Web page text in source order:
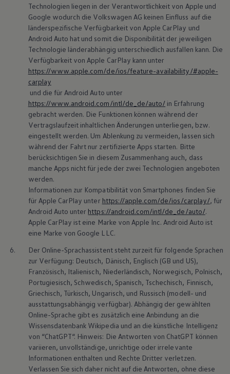
Technologien liegen in der Verantwortlichkeit von Apple und
Google wodurch die Volkswagen AG keinen Einfluss auf die
länderspezifische Verfügbarkeit von Apple CarPlay und
Android Auto hat und somit die Disponibilität der jeweiligen
Technologie länderabhängig unterschiedlich ausfallen kann. Die
Verfügbarkeit von Apple CarPlay kann unter
https://www.apple.com/de/ios/feature-availability/#apple-
carplay
und die für Android Auto unter
https://www.android.com/intl/de_de/auto/ in Erfahrung
gebracht werden. Die Funktionen können während der
Vertragslaufzeit inhaltlichen Änderungen unterliegen, bzw.
eingestellt werden. Um Ablenkung zu vermeiden, lassen sich
während der Fahrt nur zertifizierte Apps starten. Bitte
berücksichtigen Sie in diesem Zusammenhang auch, dass
manche Apps nicht für jede der zwei Technologien angeboten
werden.
Informationen zur Kompatibilität von Smartphones finden Sie
für Apple CarPlay unter https://apple.com/de/ios/carplay/, für
Android Auto unter https://android.com/intl/de_de/auto/.
Apple CarPlay ist eine Marke von Apple Inc. Android Auto ist
eine Marke von Google LLC.
6.
Der Online-Sprachassistent steht zurzeit für folgende Sprachen
zur Verfügung: Deutsch, Dänisch, Englisch (GB und US),
Französisch, Italienisch, Niederländisch, Norwegisch, Polnisch,
Portugiesisch, Schwedisch, Spanisch, Tschechisch, Finnisch,
Griechisch, Türkisch, Ungarisch, und Russisch (modell- und
ausstattungsabhängig verfügbar). Abhängig der gewählten
Online-Sprache gibt es zusätzlich eine Anbindung an die
Wissensdatenbank Wikipedia und an die künstliche Intelligenz
von “ChatGPT“. Hinweis: Die Antworten von ChatGPT können
variieren, unvollständige, unrichtige oder irrelevante
Informationen enthalten und Rechte Dritter verletzen.
Verlassen Sie sich daher nicht auf die Antworten, ohne diese